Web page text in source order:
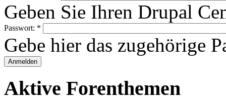
Geben Sie Ihren Drupal
Passwort: *
Gebe hier das zugehörige
Aktive Forenthemen